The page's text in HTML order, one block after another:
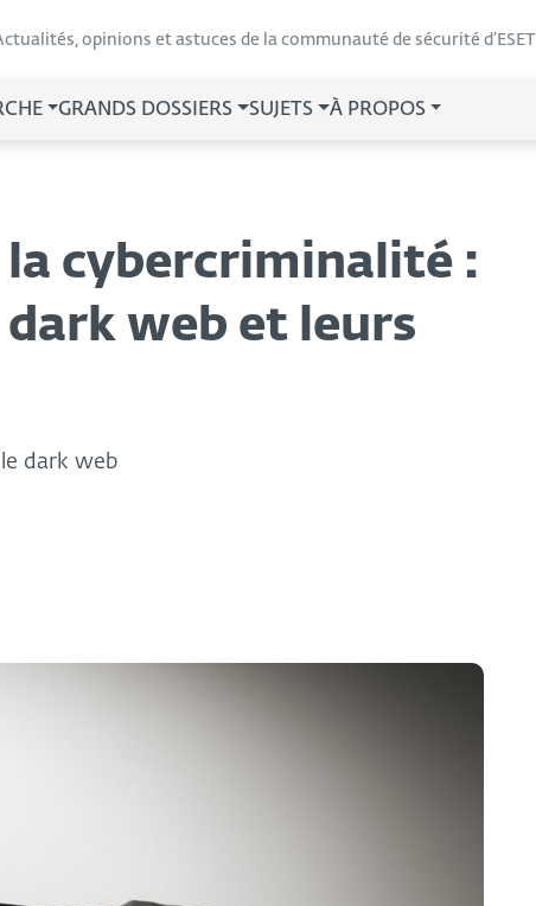
opinions et astuces de la communauté de sécurité d’ESET
GRANDS DOSSIERS SUJETS À PROPOS
la cybercriminalité :
dark web et leurs
dark web